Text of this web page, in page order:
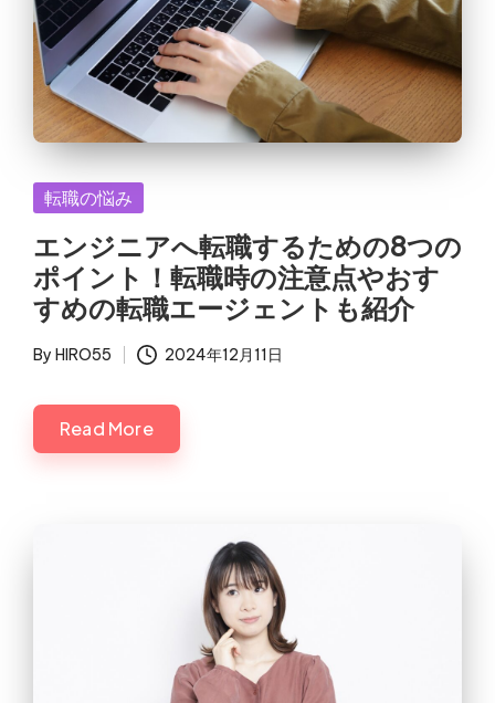
Posted
転職の悩み
エンジニアへ転職するための8つの
ポイント！転職時の注意点やおす
すめの転職エージェントも紹介
Posted
By HIRO55 2024年12月11日
Read More